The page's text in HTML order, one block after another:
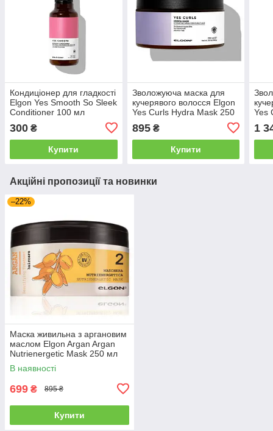
Кондиціонер для гладкості
Elgon Yes Smooth So Sleek
Conditioner 100 мл
300 ₴
Купити
Зволожуюча маска для
кучерявого волосся Elgon
Yes Curls Hydra Mask 250
895₴
Купити
Yes
1
Акційні пропозиції та новинки
–22%
Маска живильна з аргановим
маслом Elgon Argan Argan
Nutrienergetic Mask 250 мл
(682948)
В наявності
699 ₴ 895 ₴
Купити